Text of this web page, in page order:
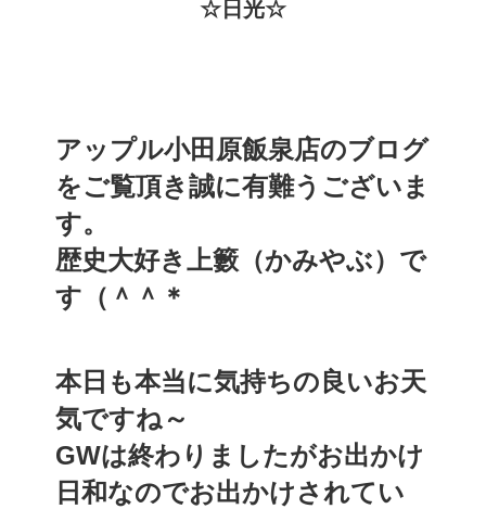
☆日光☆
アップル小田原飯泉店のブログ
をご覧頂き誠に有難うございま
す。
歴史大好き上籔（かみやぶ）で
す（＾＾＊
本日も本当に気持ちの良いお天
気ですね～
GWは終わりましたがお出かけ
日和なのでお出かけされてい